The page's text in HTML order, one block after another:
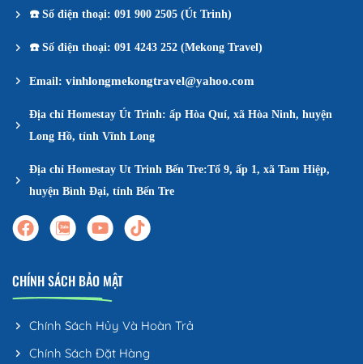
☎️Số điện thoại: 091 900 2505 (Út Trinh)
☎️Số điện thoại: 091 4243 252 (Mekong Travel)
Email: vinhlongmekongtravel@yahoo.com
Địa chỉ Homestay Út Trinh: ấp Hòa Quí, xã Hòa Ninh, huyện
Long Hồ, tỉnh Vĩnh Long
Địa chỉ Homestay Ut Trinh Bến Tre:Tổ 9, ấp 1, xã Tam Hiệp,
huyện Bình Đại, tỉnh Bến Tre
CHÍNH SÁCH BẢO MẬT
Chính Sách Hủy Và Hoàn Trả
Chính Sách Đặt Hàng